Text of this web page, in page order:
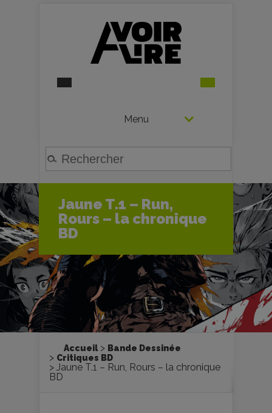
Menu
Jaune T.1 – Run,
Rours – la chronique
BD
Accueil
Bande Dessinée
Critiques BD
Jaune T.1 – Run, Rours – la chronique
BD